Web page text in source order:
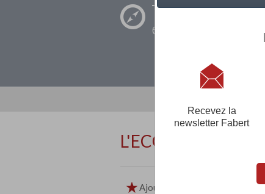
Trouver un
établissement
Loguez-vous,
L'ECOLE MAIGRET
Ajouter aux favoris
Recevez la
newsletter Fabert